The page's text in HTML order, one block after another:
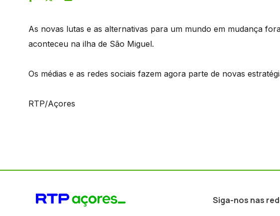
As novas lutas e as alternativas para um mundo em mudança
aconteceu na ilha de São Miguel.
Os médias e as redes sociais fazem agora parte de novas
RTP/Açores
Siga-nos nas